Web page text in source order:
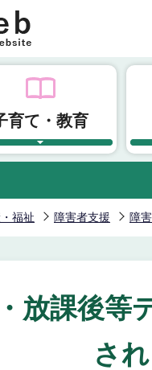
育て・教育
福祉 障害者支援 障
放課後等
さ